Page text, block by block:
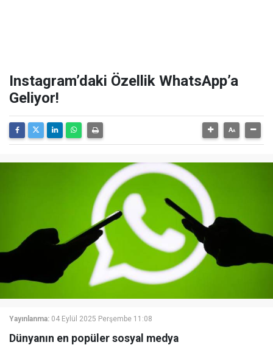
Instagram’daki Özellik WhatsApp’a
Geliyor!
Yayınlanma: 04 Eylül 2025 Perşembe 11:08
Dünyanın en popüler sosyal medya